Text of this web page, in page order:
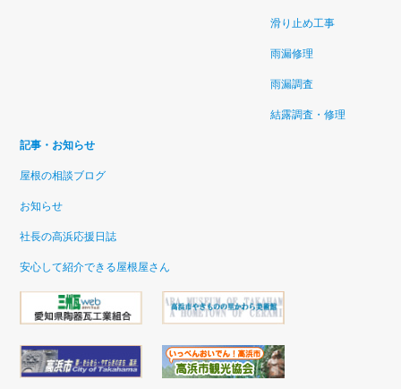
滑り止め工事
雨漏修理
雨漏調査
結露調査・修理
記事・お知らせ
屋根の相談ブログ
お知らせ
社長の高浜応援日誌
安心して紹介できる屋根屋さん